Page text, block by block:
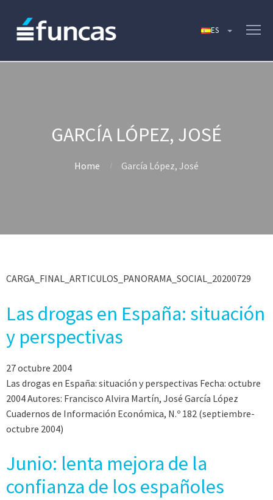
GARCÍA LÓPEZ, JOSÉ
Home García López, José
CARGA_FINAL_ARTICULOS_PANORAMA_SOCIAL_20200729
Las drogas en España: situación
y perspectivas
27 octubre 2004
Las drogas en España: situación y perspectivas Fecha: octubre
2004 Autores: Francisco Alvira Martín, José García López
Cuadernos de Información Económica, N.º 182 (septiembre-
octubre 2004)
Junio: lenta mejora de la
confianza de los españoles